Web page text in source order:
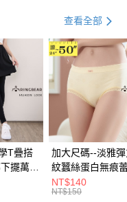
查看全部
T疊搭
擺萬用
黑2L-
中大
加大尺碼--淡雅
紋蠶絲蛋白無痕
角內褲(白.粉.藍.
3L)-L28眼圈熊中
NT$140
NT$150